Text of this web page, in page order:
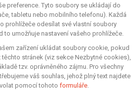
preference. Tyto soubory se ukládají do
tabletu nebo mobilního telefonu). Každá
prohlížeče odesílat své vlastní soubory
umožňuje nastavení vašeho prohlížeče.
zařízení ukládat soubory cookie, pokud
stránek (viz sekce Nezbytné cookies),
tzv. oprávněného zájmu. Pro všechny
váš souhlas, jehož plný text najdete
pomocí tohoto formuláře